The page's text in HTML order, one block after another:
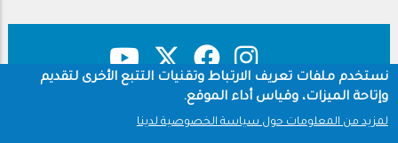
Footer
نستخدم ملفات تعريف الارتباط وتقنيات التتبع الأخرى لتقديم
وإتاحة الميزات، وقياس أداء الموقع.
لمزيد من المعلومات حول سياسة الخصوصية لدينا